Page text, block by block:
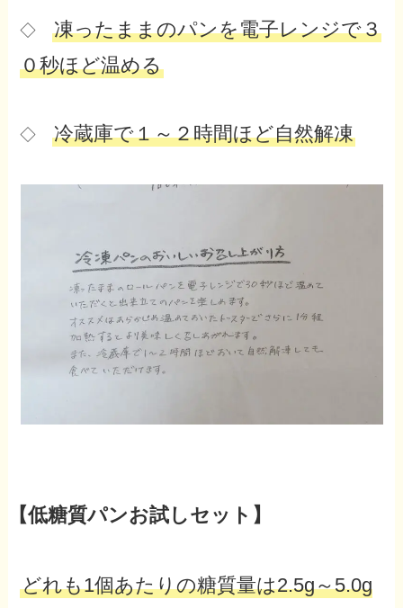
◇凍ったままのパンを電子レンジで３
０秒ほど温める
◇冷蔵庫で１～２時間ほど自然解凍
【低糖質パンお試しセット】
どれも1個あたりの糖質量は2.5g～5.0g